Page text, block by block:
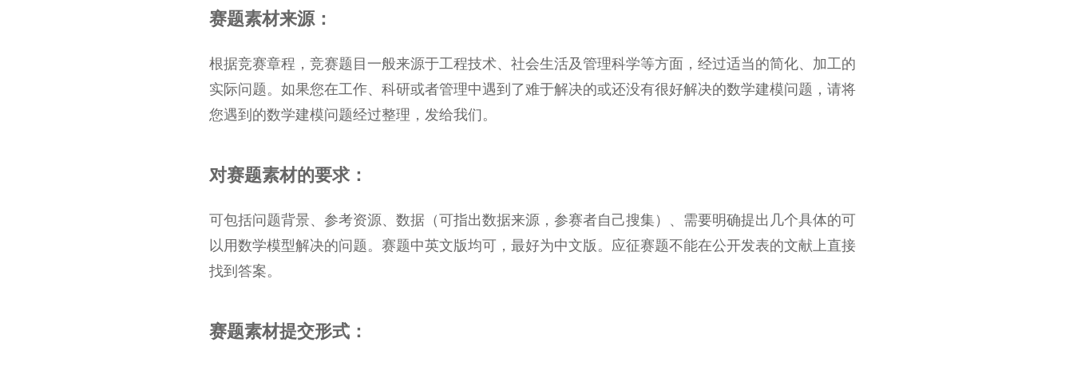
赛题素材来源：
根据竞赛章程，竞赛题目一般来源于工程技术、社会生活及管理科学等方面，经过适当的简化、加工的
实际问题。如果您在工作、科研或者管理中遇到了难于解决的或还没有很好解决的数学建模问题，请将
您遇到的数学建模问题经过整理，发给我们。
对赛题素材的要求：
可包括问题背景、参考资源、数据（可指出数据来源，参赛者自己搜集）、需要明确提出几个具体的可
以用数学模型解决的问题。赛题中英文版均可，最好为中文版。应征赛题不能在公开发表的文献上直接
找到答案。
赛题素材提交形式：